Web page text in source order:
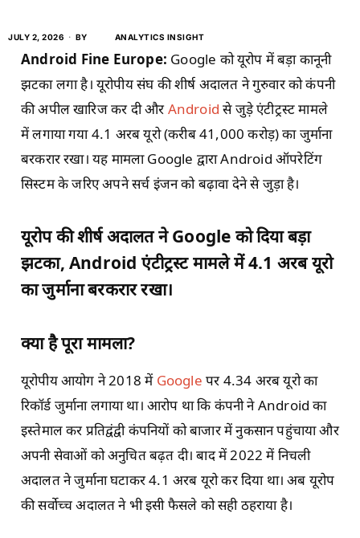
JULY 2, 2026 BY ANALYTICS INSIGHT
Android Fine Europe: Google को यूरोप में बड़ा कानूनी
झटका लगा है। यूरोपीय संघ की शीर्ष अदालत ने गुरुवार को कंपनी
की अपील खारिज कर दी औरAndroidसे जुड़े एंटीट्रस्ट मामले
में लगाया गया 4.1 अरब यूरो (करीब 41,000 करोड़) का जुर्माना
बरकरार रखा। यह मामला Google द्वारा Android ऑपरेटिंग
सिस्टम के जरिए अपने सर्च इंजन को बढ़ावा देने से जुड़ा है।
यूरोप की शीर्ष अदालत ने Google को दिया बड़ा
झटका, Android एंटीट्रस्ट मामले में 4.1 अरब यूरो
का जुर्माना बरकरार रखा।
क्या है पूरा मामला?
यूरोपीय आयोग ने 2018 में Google पर 4.34 अरब यूरो का
रिकॉर्ड जुर्माना लगाया था। आरोप था कि कंपनी ने Android का
इस्तेमाल कर प्रतिद्वंद्वी कंपनियों को बाजार में नुकसान पहुंचाया और
अपनी सेवाओं को अनुचित बढ़त दी। बाद में 2022 में निचली
अदालत ने जुर्माना घटाकर 4.1 अरब यूरो कर दिया था। अब यूरोप
की सर्वोच्च अदालत ने भी इसी फैसले को सही ठहराया है।